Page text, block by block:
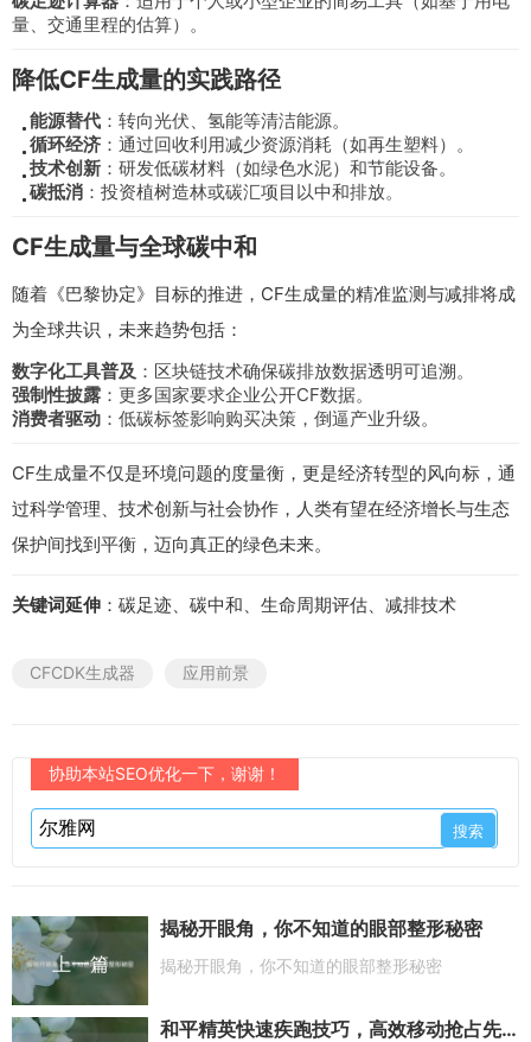
量、交通里程的估算）。
降低CF生成量的实践路径
能源替代 ：转向光伏、氢能等清洁能源。
循环经济 ：通过回收利用减少资源消耗（如再生塑料）。
技术创新 ：研发低碳材料（如绿色水泥）和节能设备。
碳抵消 ：投资植树造林或碳汇项目以中和排放。
CF生成量与全球碳中和
随着《巴黎协定》目标的推进，CF生成量的精准监测与减排将成
为全球共识，未来趋势包括：
数字化工具普及 ：区块链技术确保碳排放数据透明可追溯。
强制性披露 ：更多国家要求企业公开CF数据。
消费者驱动 ：低碳标签影响购买决策，倒逼产业升级。
CF生成量不仅是环境问题的度量衡，更是经济转型的风向标，通
过科学管理、技术创新与社会协作，人类有望在经济增长与生态
保护间找到平衡，迈向真正的绿色未来。
关键词延伸 ：碳足迹、碳中和、生命周期评估、减排技术
CFCDK生成器 应用前景
协助本站SEO优化一下，谢谢！
上一篇
揭秘开眼角，你不知道的眼部整形秘密
揭秘开眼角，你不知道的眼部整形秘密
和平精英快速疾跑技巧，高效移动抢占先机